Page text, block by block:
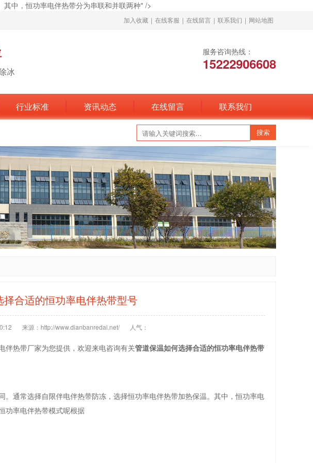
中，恒功率电伴热带分为串联和并联两种" />
加入收藏 | 在线客服 | 在线留言 | 联系我们 | 网站地图
冰
服务咨询热线：
15222906608
行业标准 资讯动态 在线留言 联系我们
合适的恒功率电伴热带型号
来源：http://www.dianbanredai.net/ 人气：
伴热带厂家为您提供，欢迎来电咨询有关管道保温如何选择合适的恒功率电伴热带
通常选择自限伴电伴热带防冻，选择恒功率电伴热带加热保温。其中，恒功率电
功率电伴热带模式呢根据